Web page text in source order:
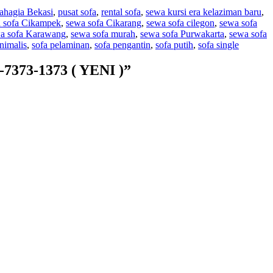
Bekasi, pusat sofa, rental sofa, sewa kursi era kelaziman baru,
sofa Cikampek, sewa sofa Cikarang, sewa sofa cilegon, sewa sofa
sofa Karawang, sewa sofa murah, sewa sofa Purwakarta, sewa sofa
, sofa pelaminan, sofa pengantin, sofa putih, sofa single
1373 ( YENI )”